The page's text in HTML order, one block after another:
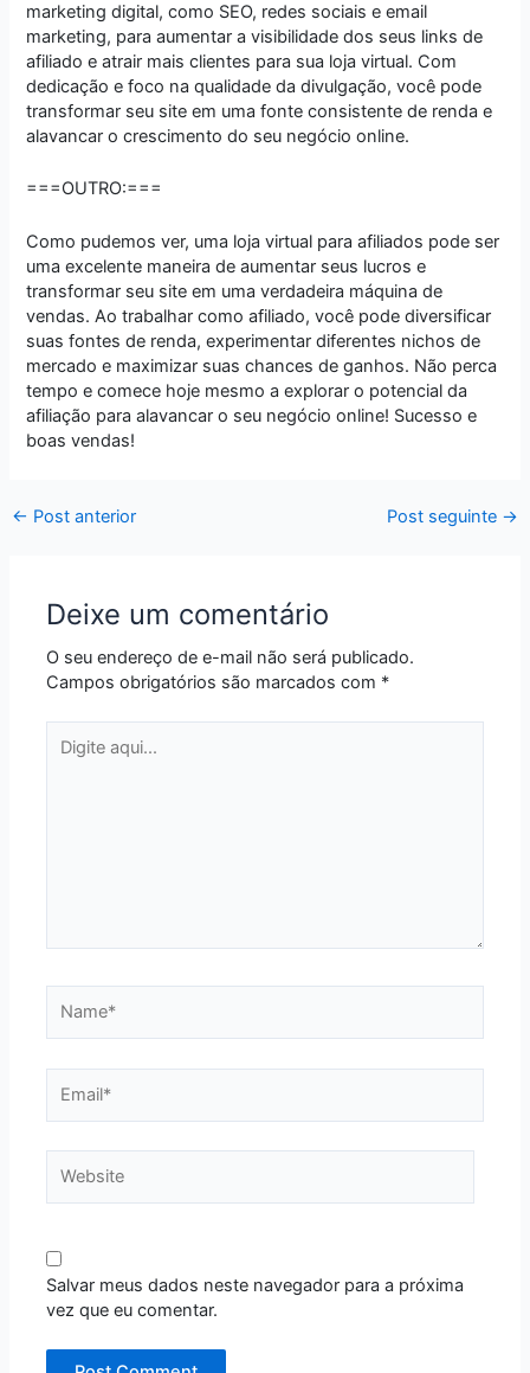
marketing digital, como SEO, redes sociais e email
marketing, para aumentar a visibilidade dos seus links de
afiliado e atrair mais clientes para sua loja virtual. Com
dedicação e foco na qualidade da divulgação, você pode
transformar seu site em uma fonte consistente de renda e
alavancar o crescimento do seu negócio online.
===OUTRO:===
Como pudemos ver, uma loja virtual para afiliados pode ser
uma excelente maneira de aumentar seus lucros e
transformar seu site em uma verdadeira máquina de
vendas. Ao trabalhar como afiliado, você pode diversificar
suas fontes de renda, experimentar diferentes nichos de
mercado e maximizar suas chances de ganhos. Não perca
tempo e comece hoje mesmo a explorar o potencial da
afiliação para alavancar o seu negócio online! Sucesso e
boas vendas!
← Post anterior Post seguinte →
Deixe um comentário
O seu endereço de e-mail não será publicado.
Campos obrigatórios são marcados com *
aqui...
Salvar meus dados neste navegador para a próxima
vez que eu comentar.